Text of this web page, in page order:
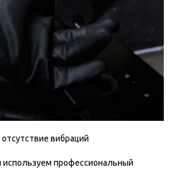
вибраций
профессиональный